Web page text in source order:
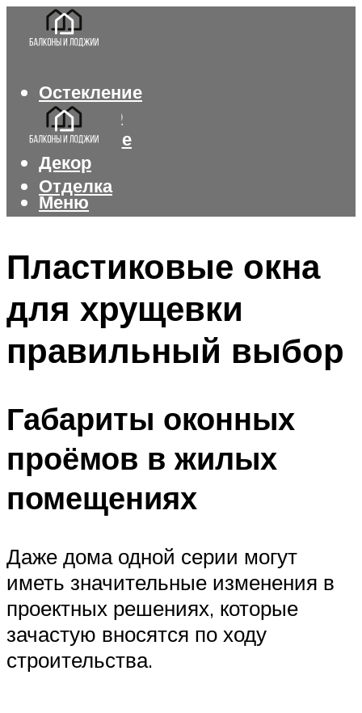
Остекление
Интерьер
Утепление
Декор
Отделка
Меню
Пластиковые окна
для хрущевки
правильный выбор
Габариты оконных
проёмов в жилых
помещениях
Даже дома одной серии могут
иметь значительные изменения в
проектных решениях, которые
зачастую вносятся по ходу
строительства.